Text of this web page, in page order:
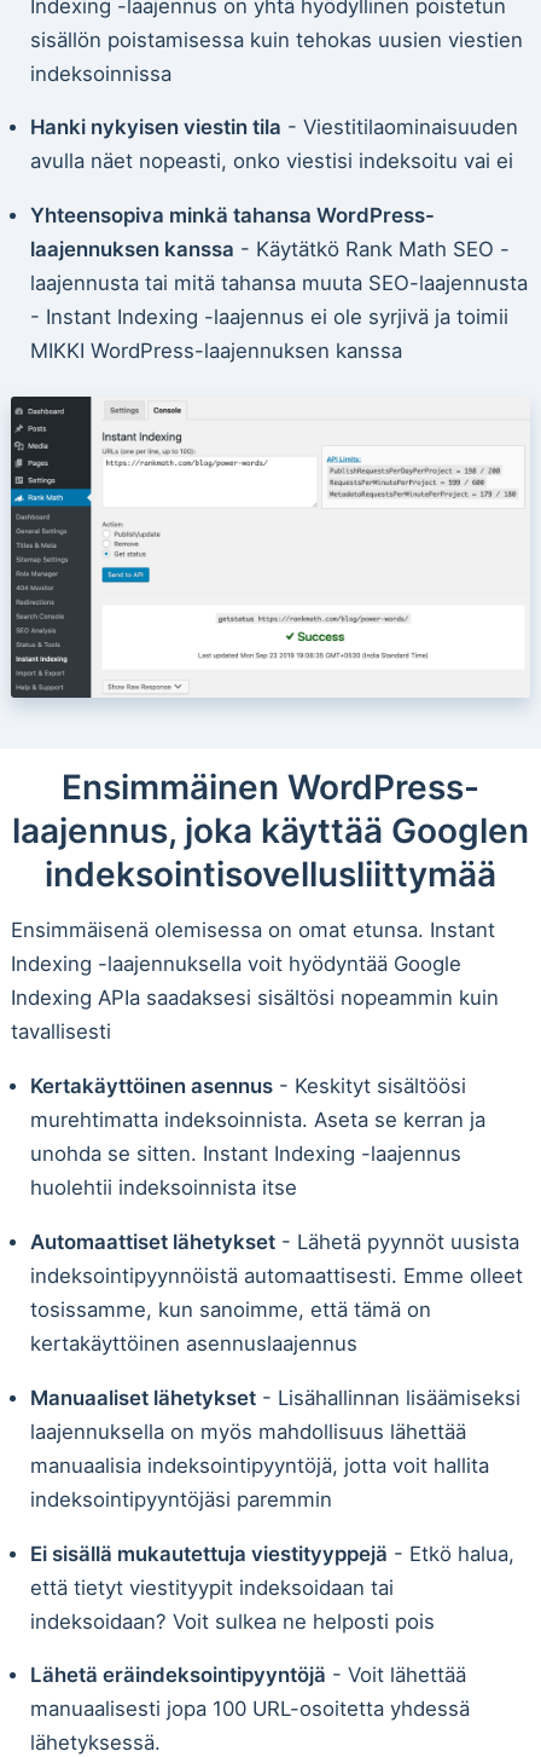
Indexing -laajennus on yhtä hyödyllinen poistetun
sisällön poistamisessa kuin tehokas uusien viestien
indeksoinnissa
Hanki nykyisen viestin tila - Viestitilaominaisuuden
avulla näet nopeasti, onko viestisi indeksoitu vai ei
Yhteensopiva minkä tahansa WordPress-
laajennuksen kanssa - Käytätkö Rank Math SEO -
laajennusta tai mitä tahansa muuta SEO-laajennusta
- Instant Indexing -laajennus ei ole syrjivä ja toimii
MIKKI WordPress-laajennuksen kanssa
Ensimmäinen WordPress-
laajennus, joka käyttää Googlen
indeksointisovellusliittymää
Ensimmäisenä olemisessa on omat etunsa. Instant
Indexing -laajennuksella voit hyödyntää Google
Indexing APIa saadaksesi sisältösi nopeammin kuin
tavallisesti
Kertakäyttöinen asennus- Keskityt sisältöösi
murehtimatta indeksoinnista. Aseta se kerran ja
unohda se sitten. Instant Indexing -laajennus
huolehtii indeksoinnista itse
Automaattiset lähetykset- Lähetä pyynnöt uusista
indeksointipyynnöistä automaattisesti. Emme olleet
tosissamme, kun sanoimme, että tämä on
kertakäyttöinen asennuslaajennus
Manuaaliset lähetykset- Lisähallinnan lisäämiseksi
laajennuksella on myös mahdollisuus lähettää
manuaalisia indeksointipyyntöjä, jotta voit hallita
indeksointipyyntöjäsi paremmin
Ei sisällä mukautettuja viestityyppejä - Etkö halua,
että tietyt viestityypit indeksoidaan tai
indeksoidaan? Voit sulkea ne helposti pois
Lähetä eräindeksointipyyntöjä - Voit lähettää
manuaalisesti jopa 100 URL-osoitetta yhdessä
lähetyksessä.